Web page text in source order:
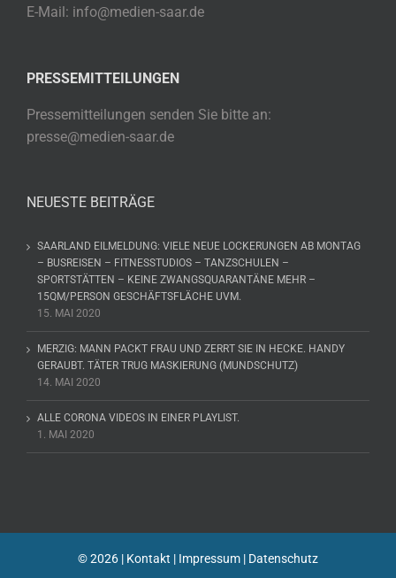
E-Mail: info@medien-saar.de
PRESSEMITTEILUNGEN
Pressemitteilungen senden Sie bitte an:
presse@medien-saar.de
NEUESTE BEITRÄGE
SAARLAND EILMELDUNG: VIELE NEUE LOCKERUNGEN AB MONTAG
– BUSREISEN – FITNESSTUDIOS – TANZSCHULEN –
SPORTSTÄTTEN – KEINE ZWANGSQUARANTÄNE MEHR –
15QM/PERSON GESCHÄFTSFLÄCHE UVM.
15. MAI 2020
MERZIG: MANN PACKT FRAU UND ZERRT SIE IN HECKE. HANDY
GERAUBT. TÄTER TRUG MASKIERUNG (MUNDSCHUTZ)
14. MAI 2020
ALLE CORONA VIDEOS IN EINER PLAYLIST.
1. MAI 2020
©2026 | Kontakt | Impressum | Datenschutz